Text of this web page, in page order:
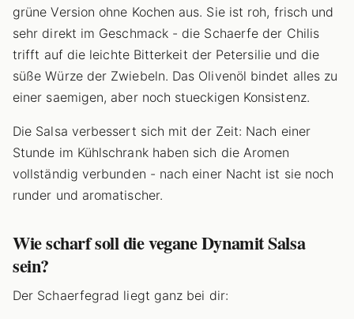
grüne Version ohne Kochen aus. Sie ist roh, frisch und
sehr direkt im Geschmack - die Schaerfe der Chilis
trifft auf die leichte Bitterkeit der Petersilie und die
süße Würze der Zwiebeln. Das Olivenöl bindet alles zu
einer saemigen, aber noch stueckigen Konsistenz.
Die Salsa verbessert sich mit der Zeit: Nach einer
Stunde im Kühlschrank haben sich die Aromen
vollständig verbunden - nach einer Nacht ist sie noch
runder und aromatischer.
Wie scharf soll die vegane Dynamit Salsa
sein?
Der Schaerfegrad liegt ganz bei dir: